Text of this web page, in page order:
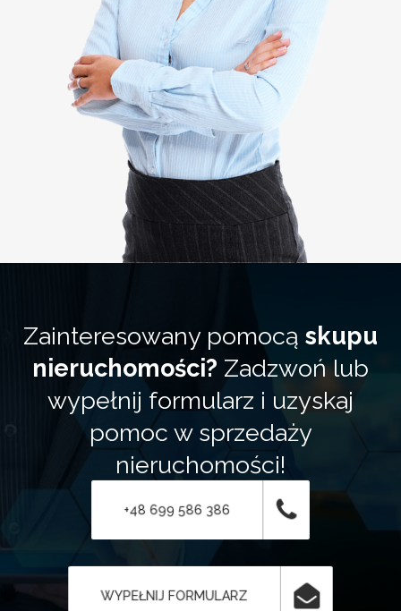
Zainteresowany pomocą skupu
nieruchomości? Zadzwoń lub
wypełnij formularz i uzyskaj
pomoc w sprzedaży
nieruchomości!
+48 699 586 386
WYPEŁNIJ FORMULARZ